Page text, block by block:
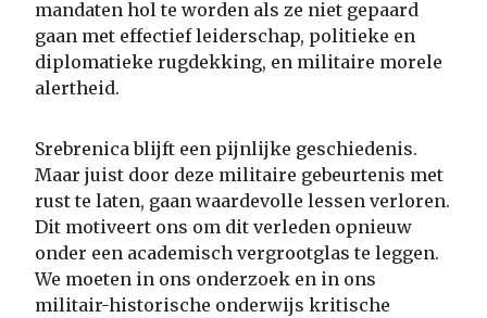
mandaten hol te worden als ze niet gepaard
gaan met effectief leiderschap, politieke en
diplomatieke rugdekking, en militaire morele
alertheid.
Srebrenica blijft een pijnlijke geschiedenis.
Maar juist door deze militaire gebeurtenis met
rust te laten, gaan waardevolle lessen verloren.
Dit motiveert ons om dit verleden opnieuw
onder een academisch vergrootglas te leggen.
We moeten in ons onderzoek en in ons
militair-historische onderwijs kritische